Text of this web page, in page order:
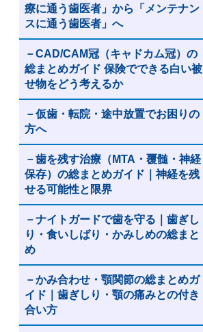
療に通う歯医者」から「メンテナン
スに通う歯医者」へ
CAD/CAM冠（キャドカム冠）の
総まとめガイド 保険でできる白い被
せ物をどう考えるか
仮歯・転院・途中放置でお困りの
方へ
歯を残す治療（MTA・覆髄・神経
保存）の総まとめガイド｜神経を残
せる可能性と限界
ナイトガードで歯を守る｜歯ぎし
り・食いしばり・かみしめの総まと
め
かみ合わせ・顎関節の総まとめガ
イド｜歯ぎしり・顎の痛みとの付き
合い方